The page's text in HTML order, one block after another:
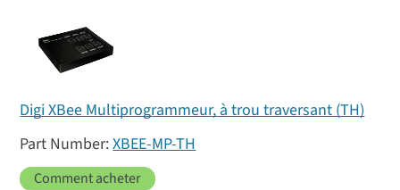
Digi XBee Multiprogrammeur, à trou traversant (TH)
XBEE-MP-TH
Comment acheter